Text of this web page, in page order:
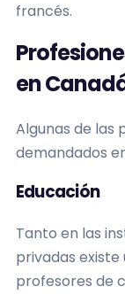
francés.
en
Algunas de las
demandados
Educación
Tanto en las
privadas
profesores de